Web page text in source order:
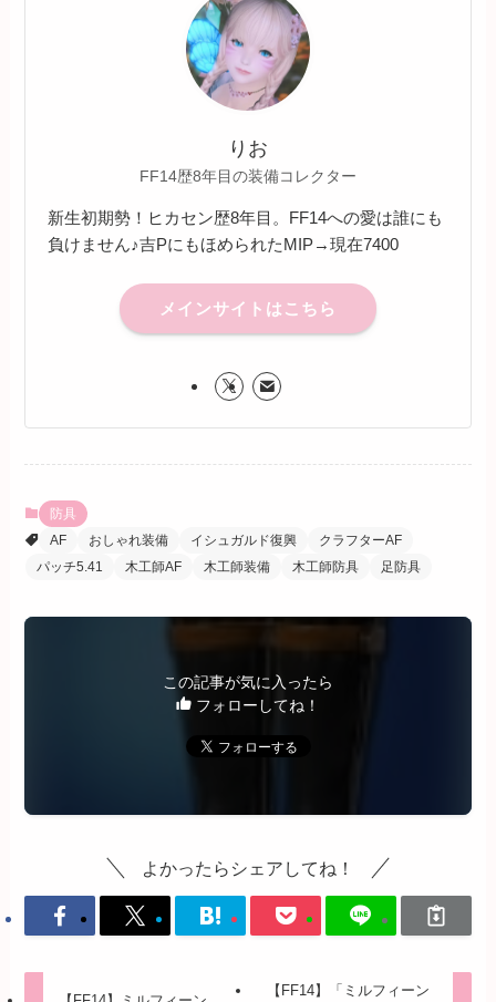
りお
FF14歴8年目の装備コレクター
新生初期勢！ヒカセン歴8年目。FF14への愛は誰にも
負けません♪吉PにもほめられたMIP→現在7400
メインサイトはこちら
防具
AF
おしゃれ装備 イシュガルド復興
クラフターAF
パッチ5.41
木工師AF 木工師装備 木工師防具 足防具
この記事が気に入ったら
フォローしてね！
よかったらシェアしてね！
【FF14】「ミルフィーン